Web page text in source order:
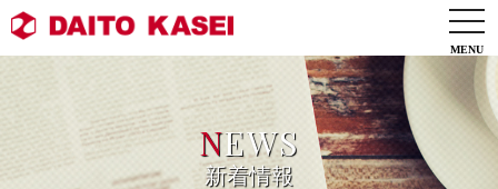
NEWS
新着情報